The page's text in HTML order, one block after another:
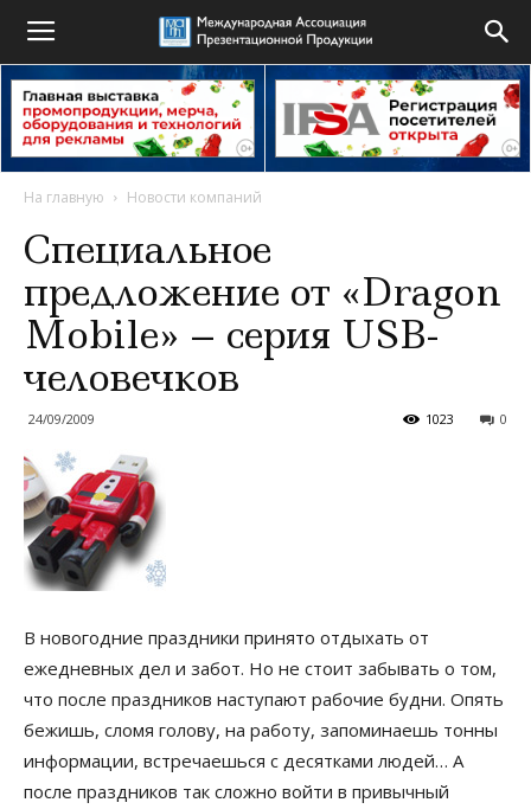
На главную Новости компаний
Специальное
предложение от «Dragon
Mobile» – серия USB-
человечков
24/09/2009 0
1023
В новогодние праздники принято отдыхать от
ежедневных дел и забот. Но не стоит забывать о том,
что после праздников наступают рабочие будни. Опять
бежишь, сломя голову, на работу, запоминаешь тонны
информации, встречаешься с десятками людей… А
после праздников так сложно войти в привычный